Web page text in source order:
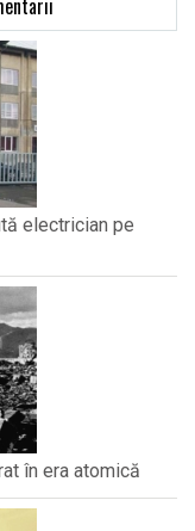
electrician pe
în era atomică